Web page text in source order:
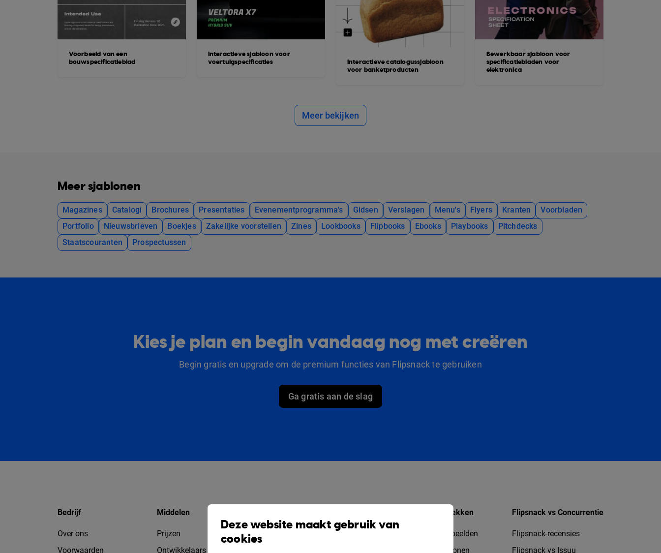
Voorbeeld van een
bouwspecificatieblad
Interactieve sjabloon voor
voertuigspecificaties
Interactieve catalogussjabloon
voor banketproducten
Bewerkbaar sjabloon voor
specificatiebladen voor
elektronica
Meer bekijken
Meer sjablonen
Magazines Catalogi Brochures Presentaties Evenementprogramma's Gidsen Verslagen Menu's Flyers Kranten
Voorbladen
Portfolio
Nieuwsbrieven Boekjes Zakelijke voorstellen Zines Lookbooks Flipbooks Ebooks Playbooks
Pitchdecks
Staatscouranten
Prospectussen
Kies je plan en begin vandaag nog met creëren
Begin gratis en upgrade om de premium functies van Flipsnack te gebruiken
Ga gratis aan de slag
Bedrijf
Over ons
Voorwaarden
Middelen
Prijzen
Ontwikkelaars
Ontdekken
Voorbeelden
Sjablonen
Flipsnack vs Concurrentie
Flipsnack-recensies
Flipsnack vs Issuu
Deze website maakt gebruik van
cookies